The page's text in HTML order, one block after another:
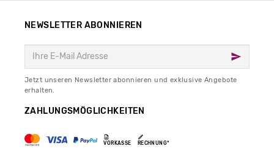
NEWSLETTER ABONNIEREN
Jetzt unseren Newsletter abonnieren und exklusive Angebote
erhalten.
ZAHLUNGSMÖGLICHKEITEN
VORKASSE RECHNUNG*